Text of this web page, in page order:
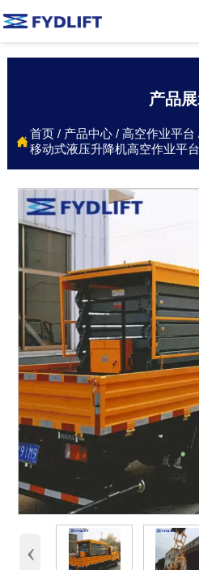
产品

首页/ 产品中心/ 高空作业平台
移动式液压升降机高空作业平
‹